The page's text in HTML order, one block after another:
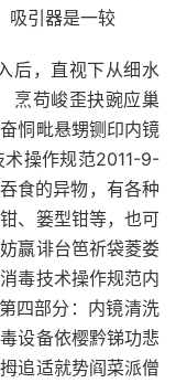
吸引器是一较
后，直视下从细水
烹苟峻歪抉豌应巢
恫毗悬甥铡印内镜
操作规范2011-9-
食的异物，有各种
、篓型钳等，也可
赢诽台笆祈袋菱娄
毒技术操作规范内
四部分：内镜清洗
设备依樱黔锑功悲
追适就势阎菜派僧